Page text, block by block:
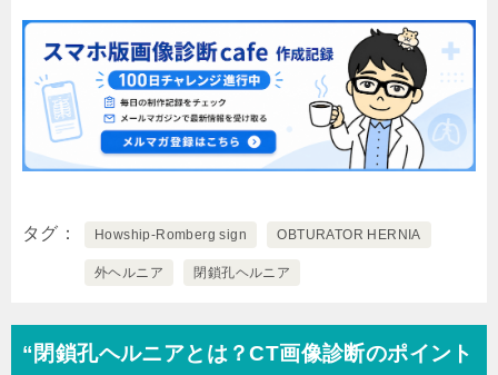
タグ Howship-Romberg sign OBTURATOR HERNIA
外ヘルニア 閉鎖孔ヘルニア
“閉鎖孔ヘルニアとは？CT画像診断のポイント